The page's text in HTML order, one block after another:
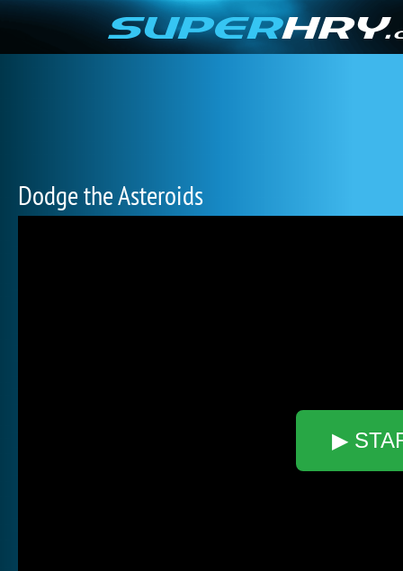
Dodge the Asteroids
▶